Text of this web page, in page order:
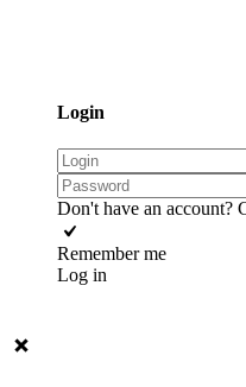
Login
Don't have an account?
Remember me
Log in